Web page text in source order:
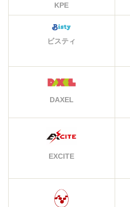
KPE
ビスティ
DAXEL
EXCITE